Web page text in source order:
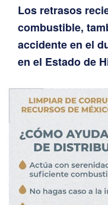
Los retrasos
combustible,
accidente en el
en el Estado de